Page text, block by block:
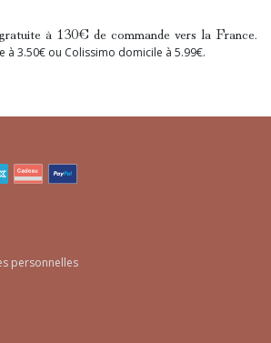
à 130€ de commande vers la France.
à 3.50€ ou Colissimo domicile à 5.99€.
personnelles